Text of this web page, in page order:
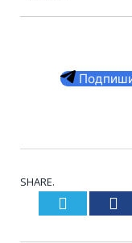
SHARE.
Twitter